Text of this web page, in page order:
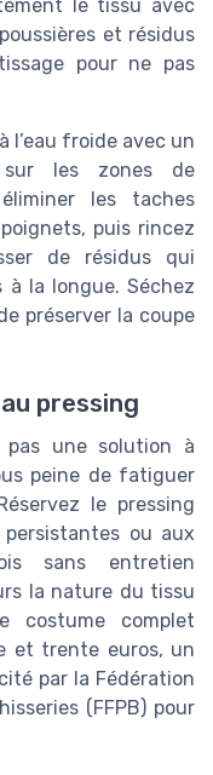
le tissu avec
et résidus
pour ne pas
l’eau froide avec un
les zones de
les taches
puis rincez
de résidus qui
à la longue. Séchez
préserver la coupe
pressing
pas une solution à
peine de fatiguer
le pressing
ou aux
sans entretien
la nature du tissu
costume complet
et trente euros, un
par la Fédération
(FFPB) pour